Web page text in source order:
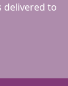
delivered to